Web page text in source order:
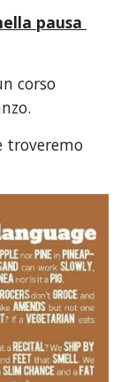
pausa
corso
troveremo